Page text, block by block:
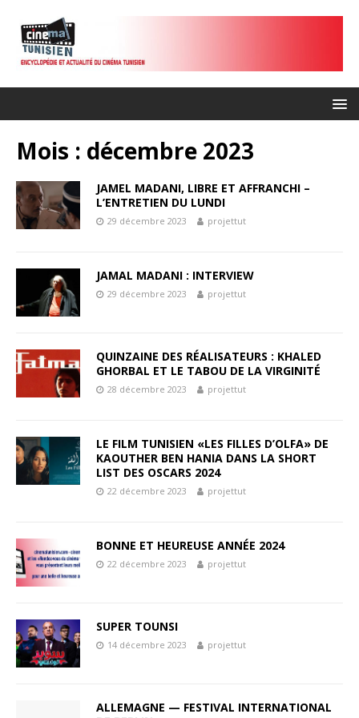
Mois : décembre 2023
JAMEL MADANI, LIBRE ET AFFRANCHI –
L’ENTRETIEN DU LUNDI
29 décembre 2023 projettut
JAMAL MADANI : INTERVIEW
29 décembre 2023 projettut
QUINZAINE DES RÉALISATEURS : KHALED
GHORBAL ET LE TABOU DE LA VIRGINITÉ
28 décembre 2023 projettut
LE FILM TUNISIEN «LES FILLES D’OLFA» DE
KAOUTHER BEN HANIA DANS LA SHORT
LIST DES OSCARS 2024
22 décembre 2023 projettut
BONNE ET HEUREUSE ANNÉE 2024
22 décembre 2023 projettut
SUPER TOUNSI
14 décembre 2023 projettut
ALLEMAGNE — FESTIVAL INTERNATIONAL